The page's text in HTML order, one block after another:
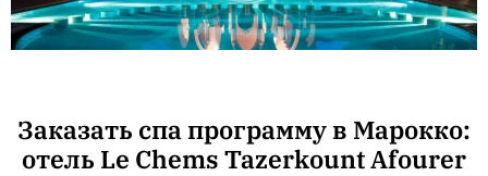
Заказать спа программу в Марокко:
отель Le Chems Tazerkount Afourer